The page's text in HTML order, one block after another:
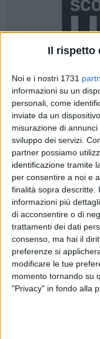
Il rispetto
Noi e i nostri 1731
informazioni su un
personali, come
inviate da un
misurazione di
sviluppo dei servizi.
partner possiamo
identificazione tramite
per consentire a noi e
finalità sopra descritte.
informazioni più
di acconsentire o di
trattamenti dei dati
consenso, ma hai il
preferenze si
modificare le tue
momento tornando su
"Privacy" in fondo alla
Non c'è niente da
rima con Puglia. E
la volta di Vasco
deciso di trascorrere
Marina. Il tutto
possiamo vedere che
spiaggia non manca
riconoscono lo